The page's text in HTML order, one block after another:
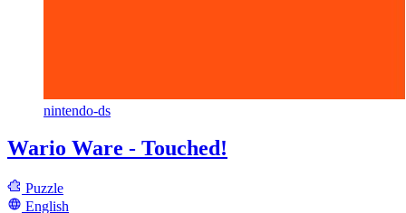
nintendo-ds
Wario Ware - Touched!
Puzzle
English